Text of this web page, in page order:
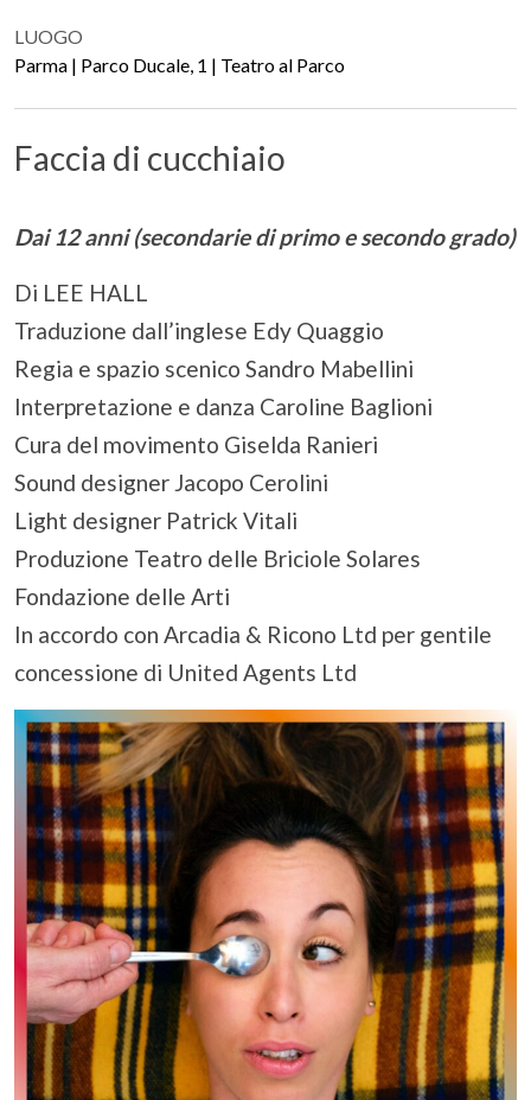
LUOGO
Parma | Parco Ducale, 1 | Teatro al Parco
Faccia di cucchiaio
Dai 12 anni (secondarie di primo e secondo grado)
Di LEE HALL
Traduzione dall’inglese Edy Quaggio
Regia e spazio scenico Sandro Mabellini
Interpretazione e danza Caroline Baglioni
Cura del movimento Giselda Ranieri
Sound designer Jacopo Cerolini
Light designer Patrick Vitali
Produzione Teatro delle Briciole Solares
Fondazione delle Arti
In accordo con Arcadia & Ricono Ltd per gentile
concessione di United Agents Ltd